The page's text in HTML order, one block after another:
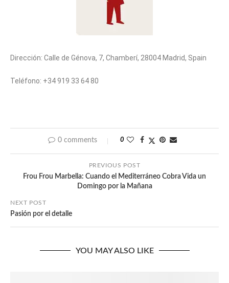
Dirección: Calle de Génova, 7, Chamberí, 28004 Madrid, Spain
Teléfono: +34 919 33 64 80
0 comments 0
PREVIOUS POST
Frou Frou Marbella: Cuando el Mediterráneo Cobra Vida un
Domingo por la Mañana
NEXT POST
Pasión por el detalle
YOU MAY ALSO LIKE